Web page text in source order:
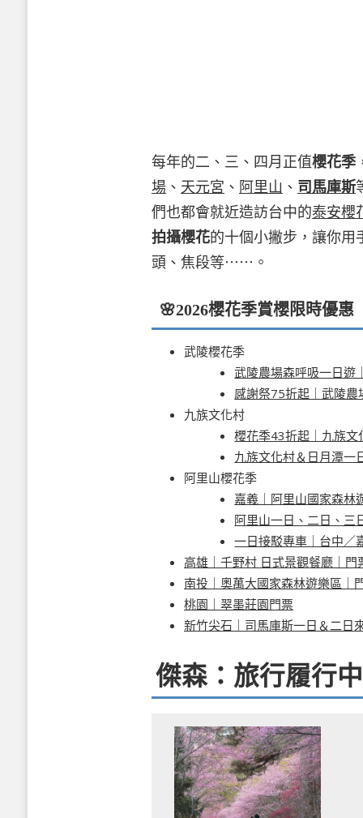
每年的二、三、四月正值櫻花季
場、 天元宮 、 阿里山 、 司馬庫斯
們也都會就近造訪台中的泰安櫻
拍攝櫻花的十個小撇步，讓你用
頭、焦段等⋯⋯。
🌸2026櫻花季賞櫻限時優惠
武陵櫻花季
武陵農場森呼吸一日遊
感謝祭75折起｜武陵
九族文化村
櫻花季43折起｜九族
九族文化村＆日月潭一
阿里山櫻花季
嘉義｜阿里山國家森林
阿里山一日、二日、三
一日接駁專車｜台中／
高雄｜千野村 日式景觀餐廳｜門
南投｜奧萬大國家森林遊樂區｜
桃園｜翠墨莊園門票
新竹尖石｜司馬庫斯一日＆二日
傑森：旅行履行中